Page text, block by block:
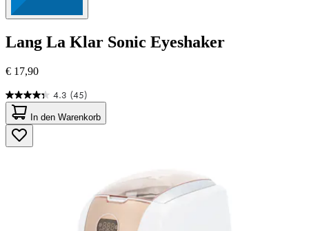
Lang La Klar Sonic Eyeshaker
€ 17,90
4.3 (45)
4.3
von
5
Sternen.
45
In den Warenkorb